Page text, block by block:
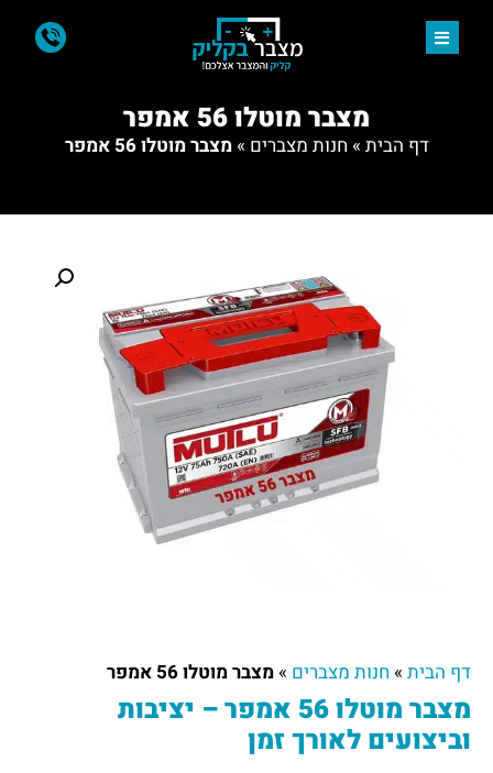
מצבר מוטלו 56 אמפר
דף הבית » חנות מצברים »מצבר מוטלו 56 אמפר
דף הבית » חנות מצברים » מצבר מוטלו 56 אמפר
מצבר מוטלו 56 אמפר – יציבות
וביצועים לאורך זמן